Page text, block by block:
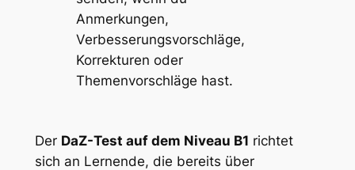
Anmerkungen,
Verbesserungsvorschläge,
Korrekturen oder
Themenvorschläge hast.
Der DaZ-Test auf dem Niveau B1 richtet
sich an Lernende, die bereits über